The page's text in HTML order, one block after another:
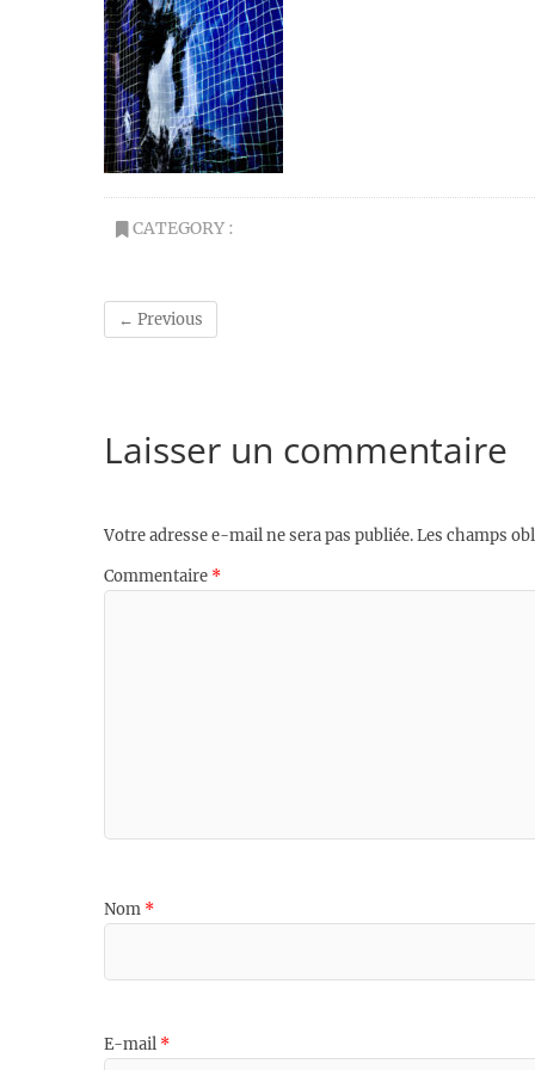
CATEGORY :
← Previous
Laisser un commentaire
Votre adresse e-mail ne sera pas publiée.Les champs
Commentaire *
Nom *
E-mail *